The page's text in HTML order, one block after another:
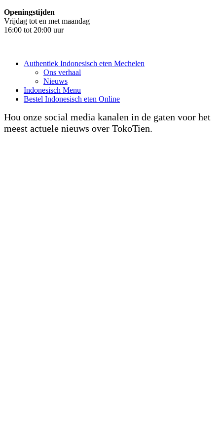
Openingstijden
Vrijdag tot en met maandag
16:00 tot 20:00 uur
Authentiek Indonesisch eten Mechelen
Ons verhaal
Nieuws
Indonesisch Menu
Bestel Indonesisch eten Online
Hou onze social media kanalen in de gaten voor het
meest actuele nieuws over TokoTien.